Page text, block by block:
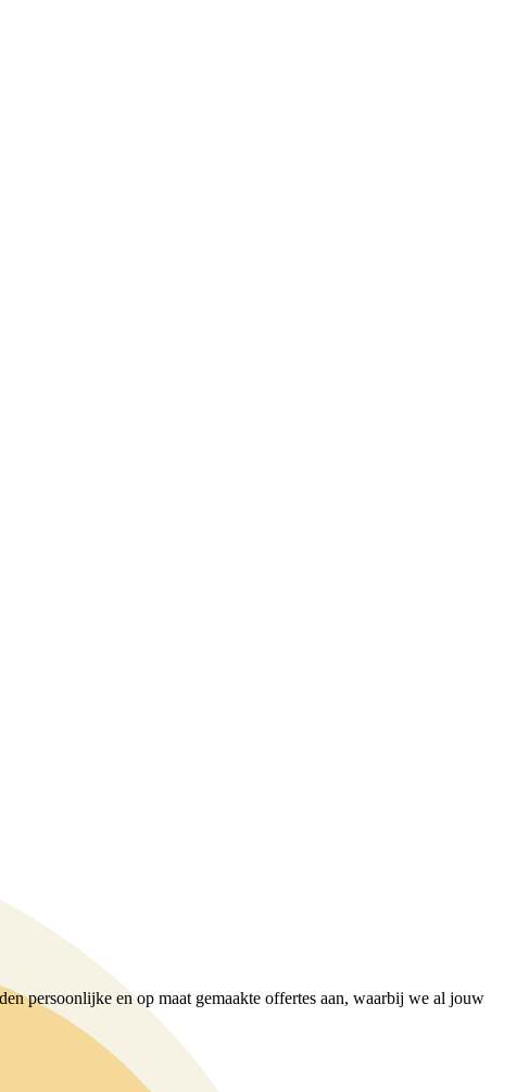
persoonlijke en op maat gemaakte offertes aan, waarbij we al jouw